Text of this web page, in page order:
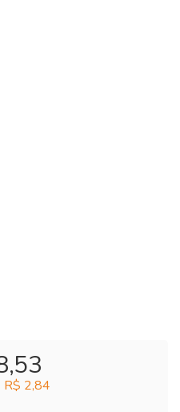
R$ 2,84